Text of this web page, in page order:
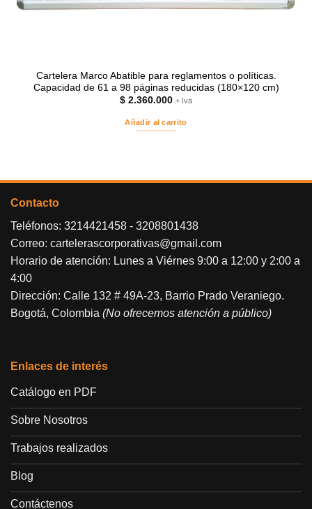
Cartelera Marco Abatible para reglamentos o políticas.
Capacidad de 61 a 98 páginas reducidas (180×120 cm)
$ 2.360.000 + Iva
Añadir al carrito
Contacto
Teléfonos: 3214421458 - 3208801438
Correo: cartelerascorporativas@gmail.com
Horario de atención: Lunes a Viérnes 9:00 a 12:00 y 2:00 a
4:00
Dirección: Calle 132 # 49A-23, Barrio Prado Veraniego.
Bogotá, Colombia (No ofrecemos atención a público)
Enlaces de interés
Catálogo en PDF
Sobre Nosotros
Trabajos realizados
Blog
Contáctenos